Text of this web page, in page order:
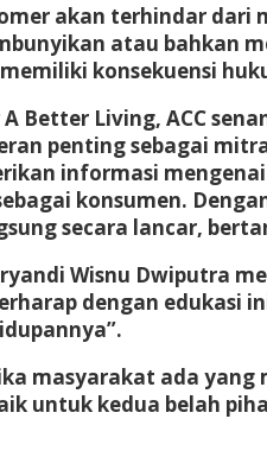
akan terhindar
atau bahkan
konsekuensi
Better Living, ACC
penting sebagai
informasi
konsumen.
secara lancar,
Wisnu Dwiputra
dengan
masyarakat ada
untuk kedua belah